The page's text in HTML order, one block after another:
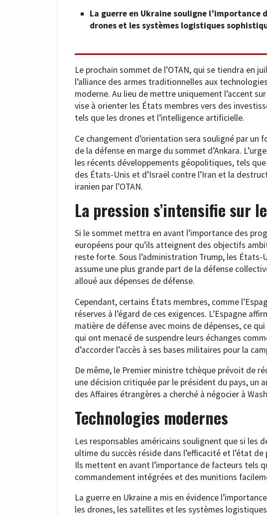
La guerre en Ukraine souligne l’importance
drones et les systèmes logistiques
Le prochain sommet de l’OTAN, qui se tiendra en
l’alliance des armes traditionnelles aux
moderne. Au lieu de mettre uniquement l’accent
vise à orienter les États membres vers des
tels que les drones et l’intelligence artificielle.
Ce changement d’orientation sera souligné par un
de la défense en marge du sommet d’Ankara.
les récents développements géopolitiques, tels
des États-Unis et d’Israël contre l’Iran et la
iranien par l’OTAN.
La pression s’intensifie sur
Si le sommet mettra en avant l’importance des
européens pour qu’ils atteignent des objectifs
reste forte. Sous l’administration Trump, les États-
assume une plus grande part de la défense
alloué aux dépenses de défense.
Cependant, certains États membres, comme
réserves à l’égard de ces exigences. L’Espagne
matière de défense avec moins de dépenses, ce
qui ont menacé de suspendre leurs échanges
d’accorder l’accès à ses bases militaires pour la
De même, le Premier ministre tchèque prévoit de
une décision critiquée par le président du pays, un
des Affaires étrangères a cherché à négocier à
Technologies modernes
Les responsables américains soulignent que si les
ultime du succès réside dans l’efficacité et l’état
Ils mettent en avant l’importance de facteurs tels
commandement intégrées et des munitions
La guerre en Ukraine a mis en évidence
les drones, les satellites et les systèmes